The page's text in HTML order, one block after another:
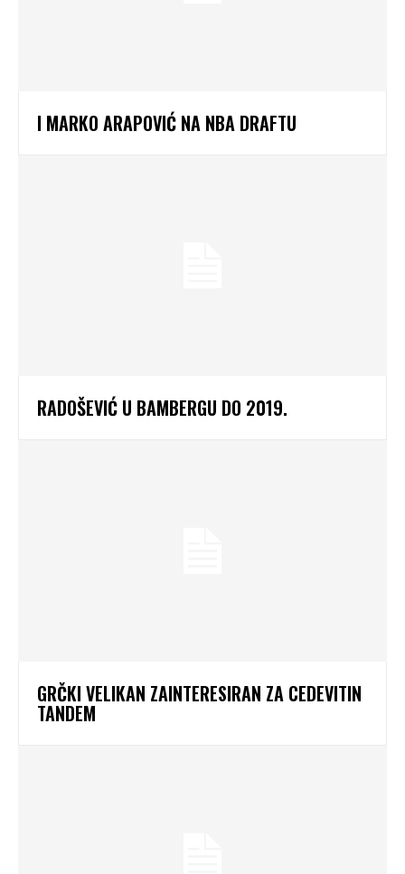
I MARKO ARAPOVIĆ NA NBA DRAFTU
RADOŠEVIĆ U BAMBERGU DO 2019.
GRČKI VELIKAN ZAINTERESIRAN ZA CEDEVITIN
TANDEM